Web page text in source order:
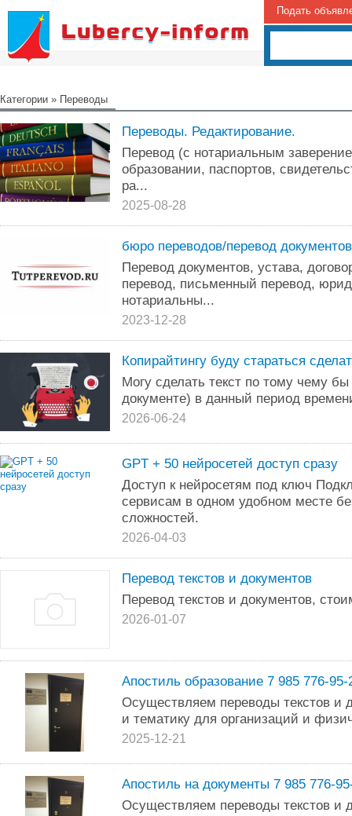
Подать
Категории » Переводы
Переводы. Редактирование.
Перевод (с нотариальным
образовании, паспортов,
ра...
2025-08-28
бюро переводов/перевод
Перевод документов, устава,
перевод, письменный перевод,
нотариальны...
2023-12-28
Копирайтингу буду стараться
Могу сделать текст по тому чему
документе) в данный период
2026-06-24
GPT + 50 нейросетей доступ сразу
Доступ к нейросетям под ключ
сервисам в одном удобном месте
сложностей.
2026-04-03
Перевод текстов и документов
Перевод текстов и документов,
2026-01-07
Апостиль образование 7 985 776-95-
Осуществляем переводы текстов и
и тематику для организаций и
2025-12-21
Апостиль на документы 7 985 776-
Осуществляем переводы текстов и